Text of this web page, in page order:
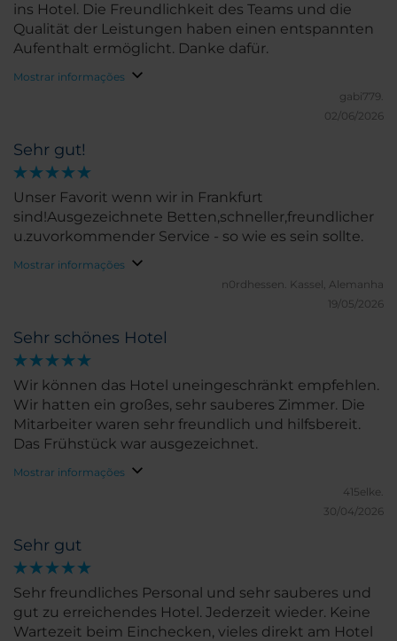
ins Hotel. Die Freundlichkeit des Teams und die
Qualität der Leistungen haben einen entspannten
Aufenthalt ermöglicht. Danke dafür.
Mostrar informações
gabi779.
02/06/2026
Sehr gut!
Unser Favorit wenn wir in Frankfurt
sind!Ausgezeichnete Betten,schneller,freundlicher
u.zuvorkommender Service - so wie es sein sollte.
Mostrar informações
n0rdhessen. Kassel, Alemanha
19/05/2026
Sehr schönes Hotel
Wir können das Hotel uneingeschränkt empfehlen.
Wir hatten ein großes, sehr sauberes Zimmer. Die
Mitarbeiter waren sehr freundlich und hilfsbereit.
Das Frühstück war ausgezeichnet.
Mostrar informações
415elke.
30/04/2026
Sehr gut
Sehr freundliches Personal und sehr sauberes und
gut zu erreichendes Hotel. Jederzeit wieder. Keine
Wartezeit beim Einchecken, vieles direkt am Hotel